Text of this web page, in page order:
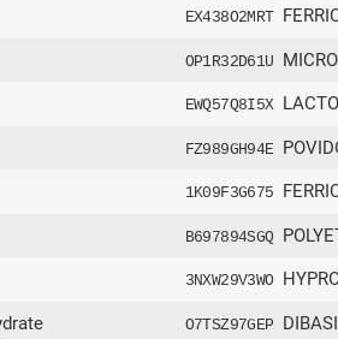
EX438O2MRT
OP1R32D61U
EWQ57Q8I5X
FZ989GH94E
1K09F3G675
B697894SGQ
3NXW29V3WO
O7TSZ97GEP